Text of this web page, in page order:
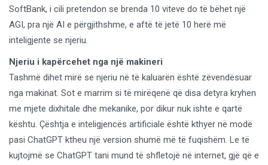
SoftBank, i cili pretendon se brenda 10 viteve do të bëhet një
AGI, pra një AI e përgjithshme, e aftë të jetë 10 herë më
inteligjente se njeriu.
Njeriu i kapërcehet nga një makineri
Tashmë dihet mirë se njeriu në të kaluarën është zëvendësuar
nga makinat. Sot e marrim si të mirëqenë që disa detyra kryhen
me mjete dixhitale dhe mekanike, por dikur nuk ishte e qartë
kështu. Çështja e inteligjencës artificiale është kthyer në modë
pasi ChatGPT ktheu një version shumë më të fuqishëm. Le të
kujtojmë se ChatGPT tani mund të shfletojë në internet, gjë që e